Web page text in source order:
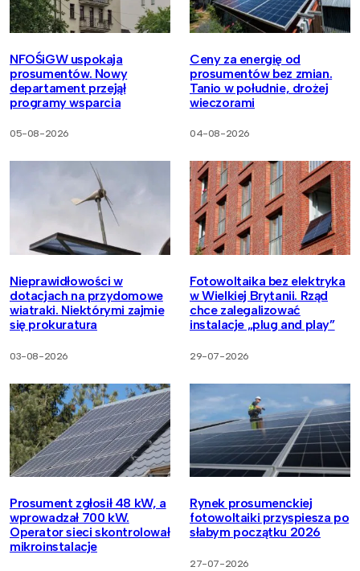
NFOŚiGW uspokaja
prosumentów. Nowy
departament przejął
programy wsparcia
05-08-2026
Ceny za energię od
prosumentów bez zmian.
Tanio w południe, drożej
wieczorami
04-08-2026
Nieprawidłowości w
dotacjach na przydomowe
wiatraki. Niektórymi zajmie
się prokuratura
03-08-2026
Fotowoltaika bez elektryka
w Wielkiej Brytanii. Rząd
chce zalegalizować
instalacje „plug and play”
29-07-2026
Prosument zgłosił 48 kW, a
wprowadzał 700 kW.
Operator sieci skontrolował
mikroinstalacje
Rynek prosumenckiej
fotowoltaiki przyspiesza po
słabym początku 2026
27-07-2026